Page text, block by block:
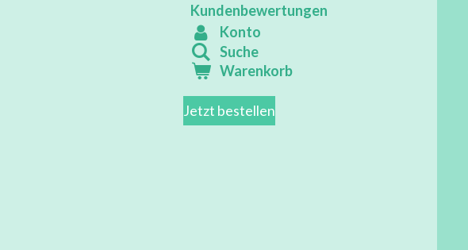
Kundenbewertungen
Konto
Suche
Warenkorb
Jetzt bestellen